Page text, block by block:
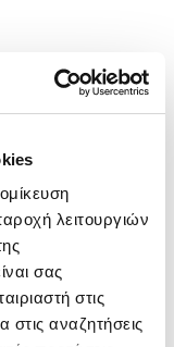
λειτουργιών
σας
στις
στις αναζητήσεις